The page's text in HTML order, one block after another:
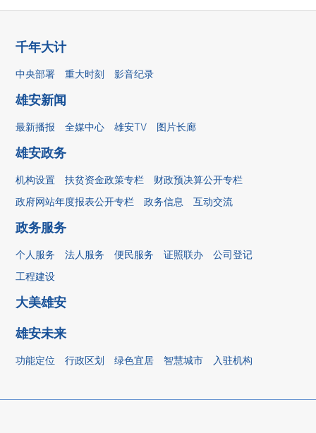
千年大计
中央部署 重大时刻 影音纪录
雄安新闻
最新播报 全媒中心 雄安TV 图片长廊
雄安政务
机构设置 扶贫资金政策专栏
财政预决算公开专栏
政府网站年度报表公开专栏
政务信息 互动交流
政务服务
个人服务 法人服务 便民服务 证照联办
公司登记
工程建设
大美雄安
雄安未来
功能定位 行政区划 绿色宜居 智慧城市 入驻机构